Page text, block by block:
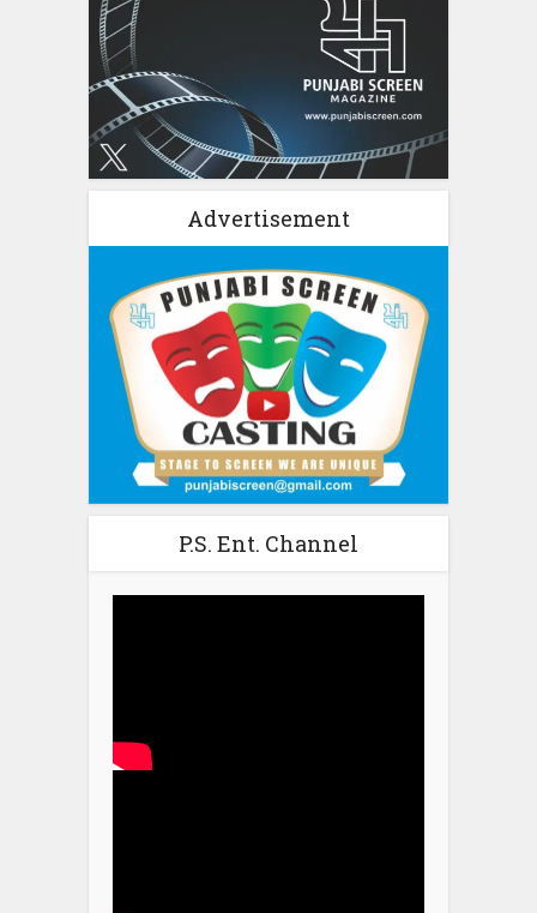
Advertisement
P.S. Ent. Channel